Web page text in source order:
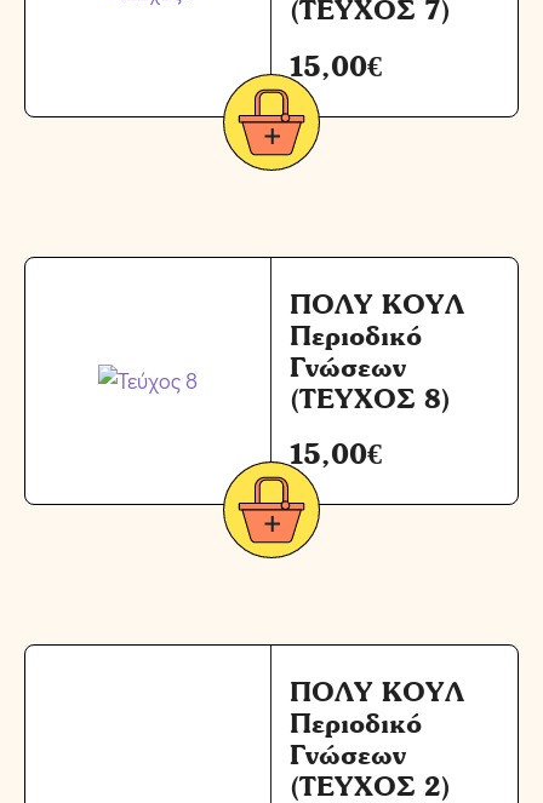
(ΤΕΥΧΟΣ 7)
15,00€
ΠΟΛΥ ΚΟΥΛ
Περιοδικό
Γνώσεων
(ΤΕΥΧΟΣ 8)
15,00€
ΠΟΛΥ ΚΟΥΛ
Περιοδικό
Γνώσεων
(ΤΕΥΧΟΣ 2)